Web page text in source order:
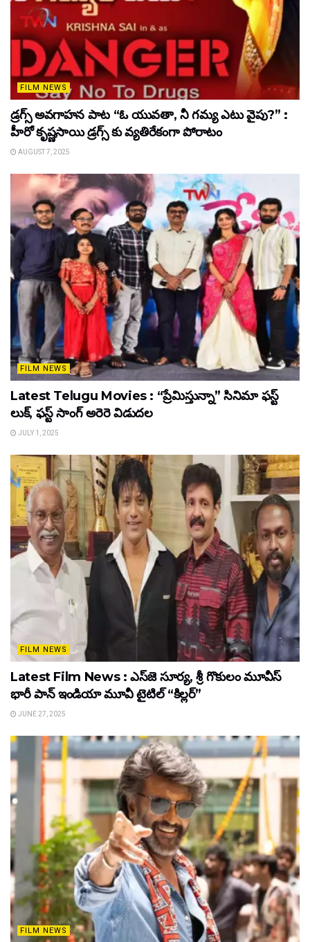
FILM NEWS
డ్రగ్స్ అవగాహన పాట “ఓ యువతా, నీ గమ్య ఎటు వైపు?” :
హీరో కృష్ణసాయి డ్రగ్స్ కు వ్యతిరేకంగా పోరాటం
AUGUST 7, 2025
FILM NEWS
Latest Telugu Movies : “ప్రేమిస్తున్నా” సినిమా ఫస్ట్
లుక్, ఫస్ట్ సాంగ్ అరెరె విడుదల
JULY 1, 2025
FILM NEWS
Latest Film News : ఎస్‌జె సూర్య, శ్రీ గొకులం మూవీస్‌
భారీ పాన్‌ ఇండియా మూవీ టైటిల్ “కిల్లర్”
JUNE 27, 2025
FILM NEWS